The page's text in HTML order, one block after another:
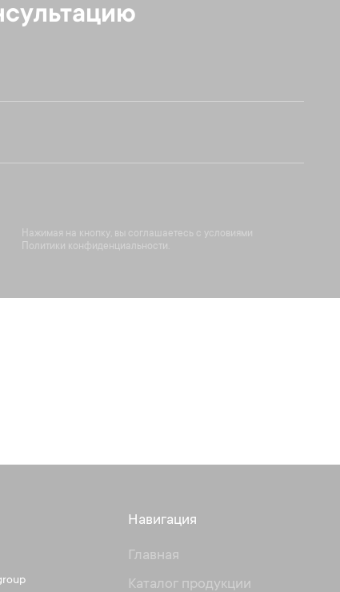
Нажимая на кнопку, вы соглашаетесь с условиями
Политики конфиденциальности.
Навигация
Главная
Каталог продукции